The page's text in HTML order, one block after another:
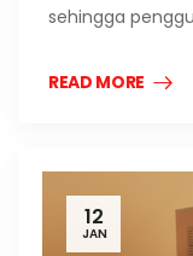
sehingga
READ MORE
12
JAN